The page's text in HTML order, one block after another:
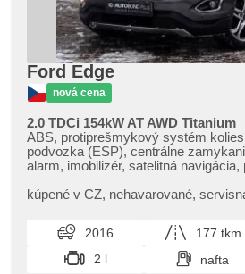
klimatizovaná priehradka, delené
stierač, tónované sklá, menič 220 V,
zadní sedadla
Ford Edge
nová cena
2.0 TDCi 154kW AT AWD Titanium
ABS, protiprešmykový systém
podvozka (ESP), centrálne
alarm, imobilizér, satelitná navigácia,
kolesá, vyhrievané sedadlá,
airbag, el. okná, vyhrievané predné
vonkajší teplomer, delené zadné
bezkľúčové odomykanie, denné
pneumatikách, predné svetlá LED,
kúpené v CZ,​ nehavarované,​
Unhošťská 2743;​ Využijte naši s...
2016 177 tkm
2 l
nafta